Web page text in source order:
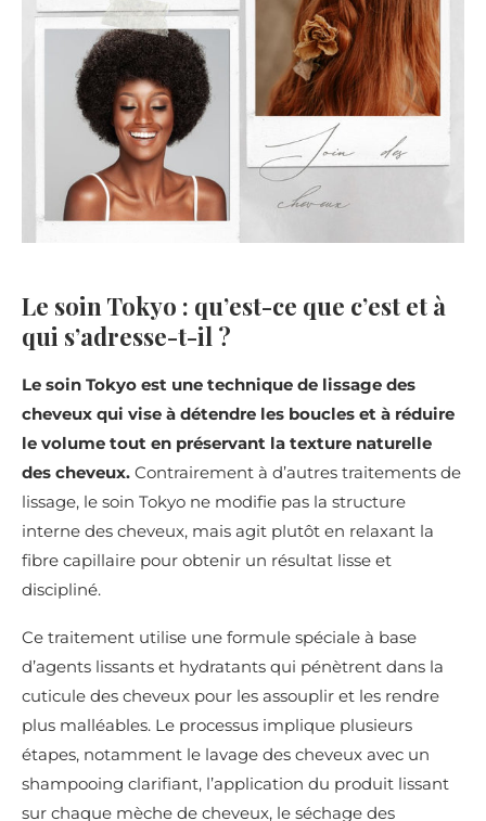
Le soin Tokyo : qu’est-ce que c’est et à
qui s’adresse-t-il ?
Le soin Tokyo est une technique de lissage des
cheveux qui vise à détendre les boucles et à réduire
le volume tout en préservant la texture naturelle
des cheveux. Contrairement à d’autres traitements de
lissage, le soin Tokyo ne modifie pas la structure
interne des cheveux, mais agit plutôt en relaxant la
fibre capillaire pour obtenir un résultat lisse et
discipliné.
Ce traitement utilise une formule spéciale à base
d’agents lissants et hydratants qui pénètrent dans la
cuticule des cheveux pour les assouplir et les rendre
plus malléables. Le processus implique plusieurs
étapes, notamment le lavage des cheveux avec un
shampooing clarifiant, l’application du produit lissant
sur chaque mèche de cheveux, le séchage des